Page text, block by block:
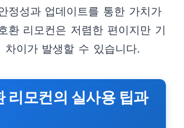
정성과 업데이트를 통한 가치가
환 리모컨은 저렴한 편이지만 기
차이가 발생할 수 있습니다.
리모컨의 실사용 팁과